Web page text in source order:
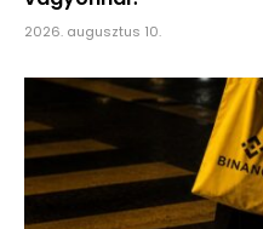
2026. augusztus 10.